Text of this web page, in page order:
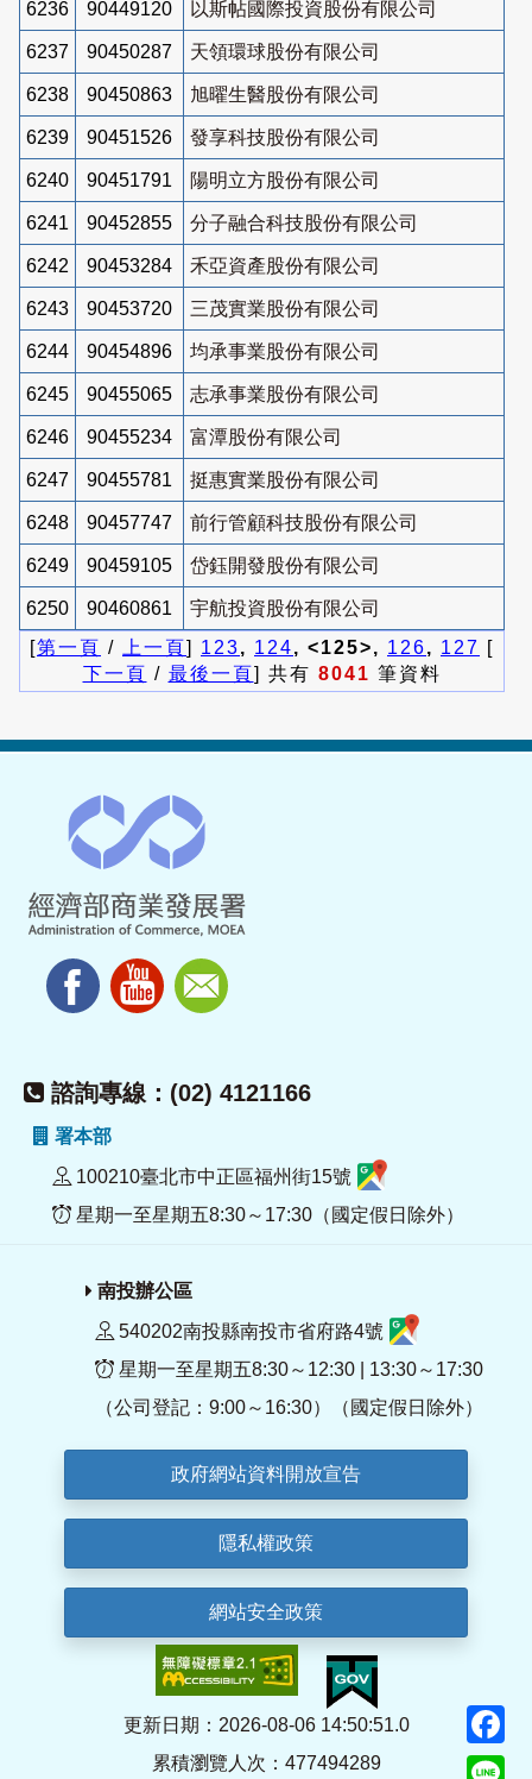
6236 90449120 以斯帖國際投資股份有限公司
6237 90450287 天領環球股份有限公司
6238 90450863 旭曜生醫股份有限公司
6239 90451526 發享科技股份有限公司
6240 90451791 陽明立方股份有限公司
6241 90452855 分子融合科技股份有限公司
6242 90453284 禾亞資產股份有限公司
6243 90453720 三茂實業股份有限公司
6244 90454896 均承事業股份有限公司
6245 90455065 志承事業股份有限公司
6246 90455234 富潭股份有限公司
6247 90455781 挺惠實業股份有限公司
6248 90457747 前行管顧科技股份有限公司
6249 90459105 岱鈺開發股份有限公司
6250 90460861
宇航投資股份有限公司
[第一頁 / 上一頁] 123, 124, <125>, 126, 127 [
下一頁 / 最後一頁] 共有 8041 筆資料
諮詢專線：(02) 4121166
署本部
100210臺北市中正區福州街15號
星期一至星期五8:30～17:30（國定假日除外）
南投辦公區
540202南投縣南投市省府路4號
星期一至星期五8:30～12:30 | 13:30～17:30
（公司登記：9:00～16:30）（國定假日除外）
政府網站資料開放宣告
隱私權政策
網站安全政策
更新日期：2026-08-06 14:50:51.0
累積瀏覽人次：477494289